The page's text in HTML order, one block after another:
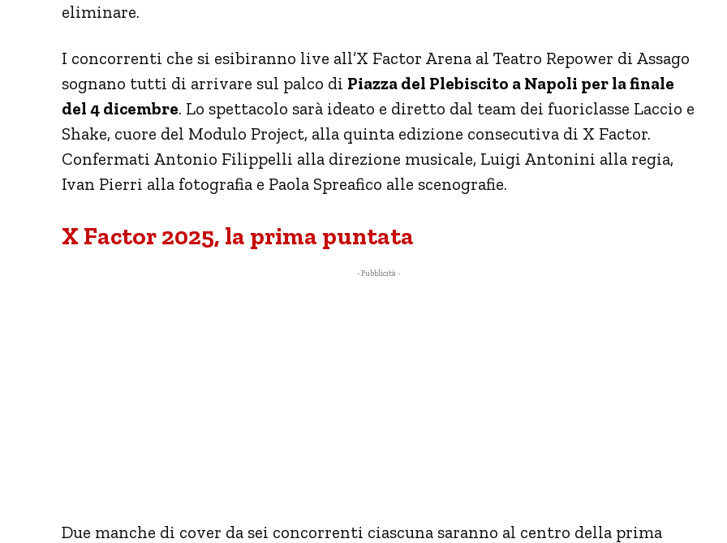
eliminare.
I concorrenti che si esibiranno live all’X Factor Arena al Teatro Repower di Assago
sognano tutti di arrivare sul palco di Piazza del Plebiscito a Napoli per la finale
del 4 dicembre. Lo spettacolo sarà ideato e diretto dal team dei fuoriclasse Laccio e
Shake, cuore del Modulo Project, alla quinta edizione consecutiva di X Factor.
Confermati Antonio Filippelli alla direzione musicale, Luigi Antonini alla regia,
Ivan Pierri alla fotografia e Paola Spreafico alle scenografie.
X Factor 2025, la prima puntata
- Pubblicità -
Due manche di cover da sei concorrenti ciascuna saranno al centro della prima